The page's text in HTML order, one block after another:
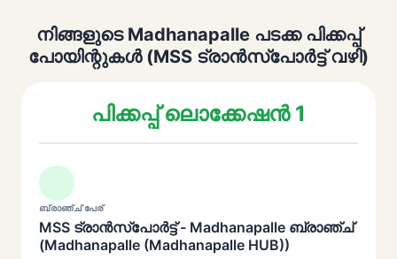
നിങ്ങളുടെ Madhanapalle പടക്ക പിക്കപ്പ്
പോയിന്റുകൾ (MSS ട്രാൻസ്പോർട്ട് വഴി)
പിക്കപ്പ് ലൊക്കേഷൻ 1
ബ്രാഞ്ച് പേര്
MSS ട്രാൻസ്പോർട്ട് - Madhanapalle ബ്രാഞ്ച്
(Madhanapalle (Madhanapalle HUB))